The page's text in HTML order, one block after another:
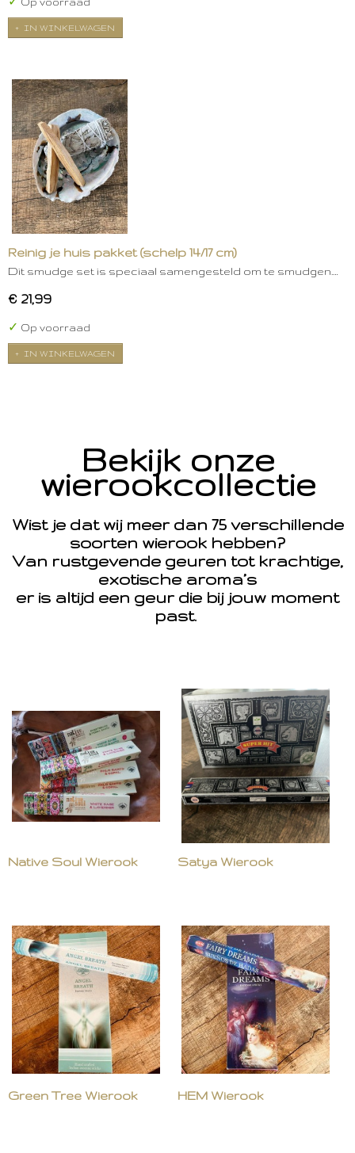
Op voorraad
IN WINKELWAGEN
Reinig je huis pakket (schelp 14/17 cm)
Dit smudge set is speciaal samengesteld om te smudgen.…
€ 21,99
✓ Op voorraad
IN WINKELWAGEN
Bekijk onze
wierookcollectie
Wist je dat wij meer dan 75 verschillende
soorten wierook hebben?
Van rustgevende geuren tot krachtige,
exotische aroma’s
er is altijd een geur die bij jouw moment
past.
Native Soul Wierook Satya Wierook
Green Tree Wierook HEM Wierook